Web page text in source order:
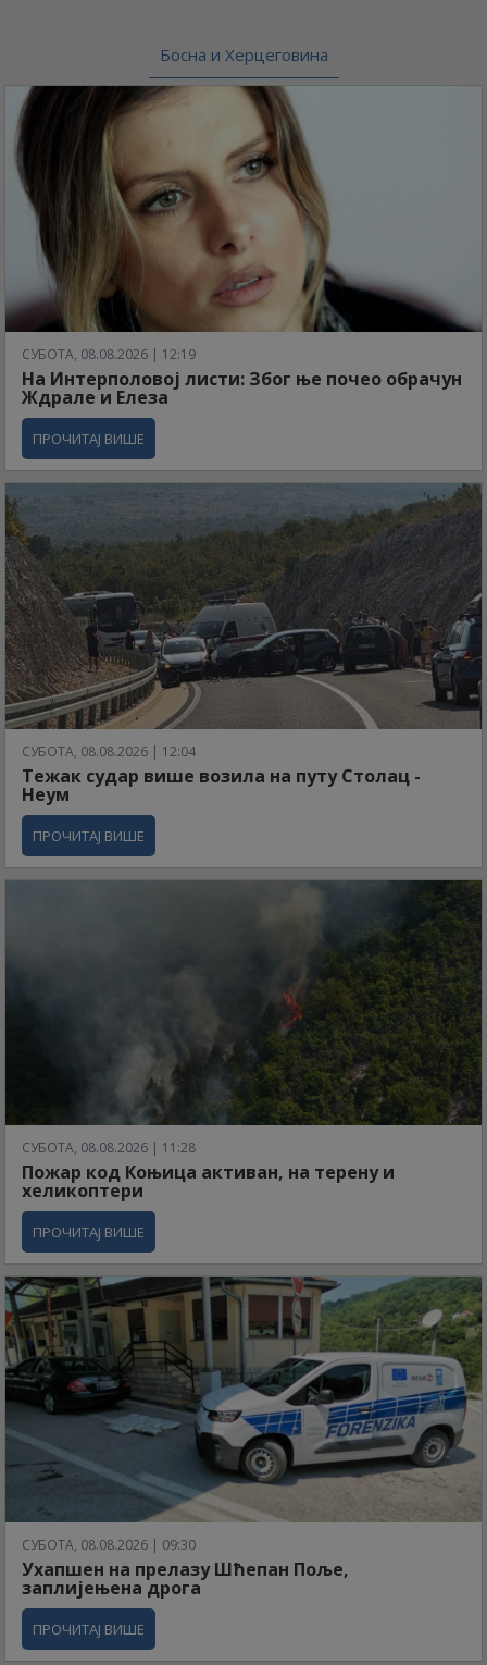
Босна и Херцеговина
СУБОТА, 08.08.2026 | 12:19
На Интерполовој листи: Због ње почео обрачун
Ждрале и Елеза
ПРОЧИТАЈ ВИШЕ
СУБОТА, 08.08.2026 | 12:04
Тежак судар више возила на путу Столац -
Неум
ПРОЧИТАЈ ВИШЕ
СУБОТА, 08.08.2026 | 11:28
Пожар код Коњица активан, на терену и
хеликоптери
ПРОЧИТАЈ ВИШЕ
СУБОТА, 08.08.2026 | 09:30
Ухапшен на прелазу Шћепан Поље,
заплијењена дрога
ПРОЧИТАЈ ВИШЕ